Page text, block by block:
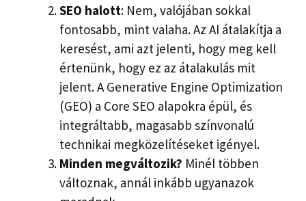
SEO halott: Nem, valójában sokkal
fontosabb, mint valaha. Az AI átalakítja a
keresést, ami azt jelenti, hogy meg kell
értenünk, hogy ez az átalakulás mit
jelent. A Generative Engine Optimization
(GEO) a Core SEO alapokra épül, és
integráltabb, magasabb színvonalú
technikai megközelítéseket igényel.
Minden megváltozik? Minél többen
változnak, annál inkább ugyanazok